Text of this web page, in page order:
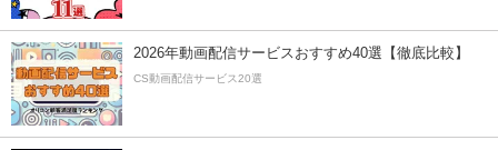
2026年動画配信サービスおすすめ40選【徹底比較】
CS動画配信サービス20選